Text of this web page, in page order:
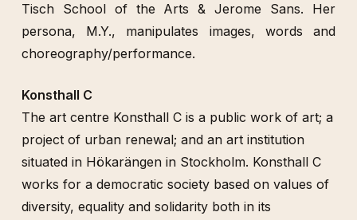
Tisch School of the Arts & Jerome Sans. Her
persona, M.Y., manipulates images, words and
choreography/performance.
Konsthall C
The art centre Konsthall C is a public work of art; a
project of urban renewal; and an art institution
situated in Hökarängen in Stockholm. Konsthall C
works for a democratic society based on values of
diversity, equality and solidarity both in its